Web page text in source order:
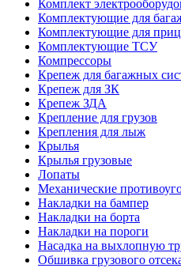
Комплект
Комплектующие для
Комплектующие для
Комплектующие ТСУ
Компрессоры
Крепеж для багажных
Крепеж для ЗК
Крепеж ЗДА
Крепление для грузов
Крепления для лыж
Крылья
Крылья грузовые
Лопаты
Механические
Накладки на бампер
Накладки на борта
Накладки на пороги
Насадка на выхлопную
Обшивка грузового